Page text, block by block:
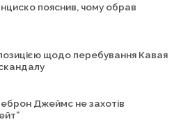
пояснив, чому обрав
позицією щодо перебування Кавая
Джеймс не захотів